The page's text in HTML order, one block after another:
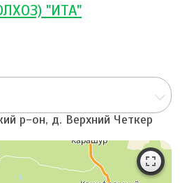
"ИТА"
р-он, д. Верхний Четкер